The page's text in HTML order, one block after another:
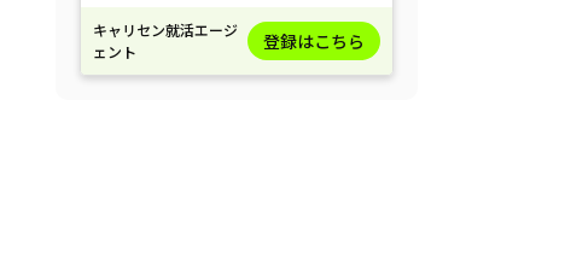
キャリセン就活エージ
ェント
登録はこちら